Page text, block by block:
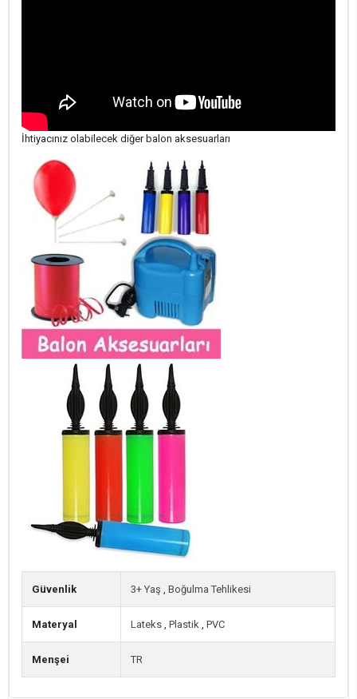
İhtiyacınız olabilecek diğer balon aksesuarları
Güvenlik 3+ Yaş Boğulma Tehlikesi
Materyal Lateks Plastik PVC
Menşei TR